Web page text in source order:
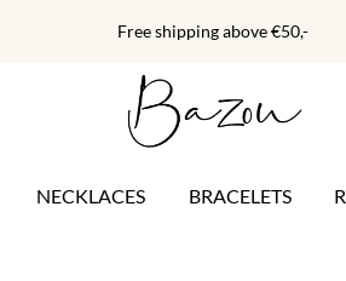
Free shipping above €50,-
NECKLACES BRACELETS